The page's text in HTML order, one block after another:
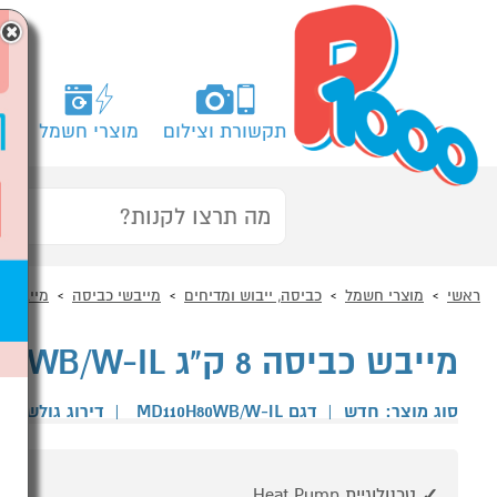
תקשורת וצילום מוצרי חשמל
ראשי מוצרי חשמל כביסה, ייבוש ומדיחים מייבשי כביסה מייבש
מייבש כביסה 8 ק"ג MIDEA HEAT PUMP MD110H80WB/W-IL
סוג מוצר: חדש | דגם MD110H80WB/W-IL | דירוג גולשים
×